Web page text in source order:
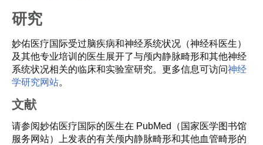
研究
妙佑医疗国际受过脑疾病和神经系统状况（神经科医生）
及其他专业培训的医生展开了与颅内静脉畸形和其他神经
系统状况相关的临床和实验室研究。更多信息可访问神经
学研究网站。
文献
请参阅妙佑医疗国际的医生在 PubMed（国家医学图书馆
服务网站）上发表的有关颅内静脉畸形和其他血管畸形的